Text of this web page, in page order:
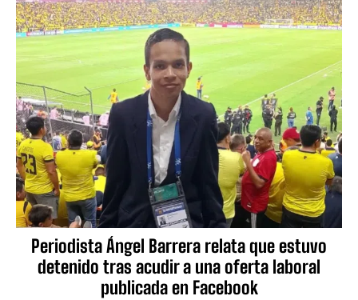
Periodista Ángel Barrera relata que estuvo
detenido tras acudir a una oferta laboral
publicada en Facebook